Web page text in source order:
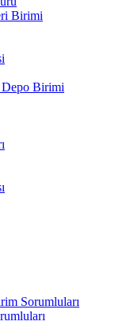
Birimi
Birimi
Sorumluları